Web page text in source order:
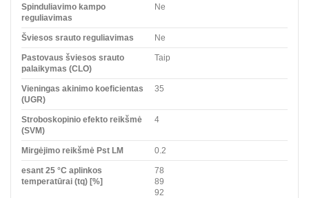
Spinduliavimo kampo
reguliavimas
Ne
Šviesos srauto reguliavimas Ne
Pastovaus šviesos srauto
palaikymas (CLO)
Taip
Vieningas akinimo koeficientas
(UGR)
35
Stroboskopinio efekto reikšmė
(SVM)
4
Mirgėjimo reikšmė Pst LM 0.2
esant 25 °C aplinkos
temperatūrai (tq) [%]
78
89
92